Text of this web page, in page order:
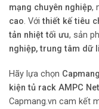
mạng chuyên nghiệp,
cao. Vớithiết kế tiêu
tản nhiệt tối ưu, sản
nghiệp, trung tâm dữ
Hãy lựa chọn
kiện tủ rack AMPC
Capmang.vn cam kết